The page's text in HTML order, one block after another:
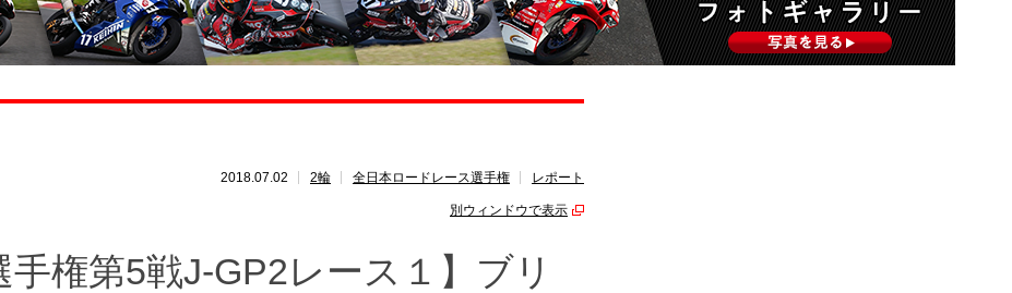
2018.07.02 2輪 全日本ロードレース選手権 レポート
別ウィンドウで表示
手権第5戦J-GP2レース１】ブリ